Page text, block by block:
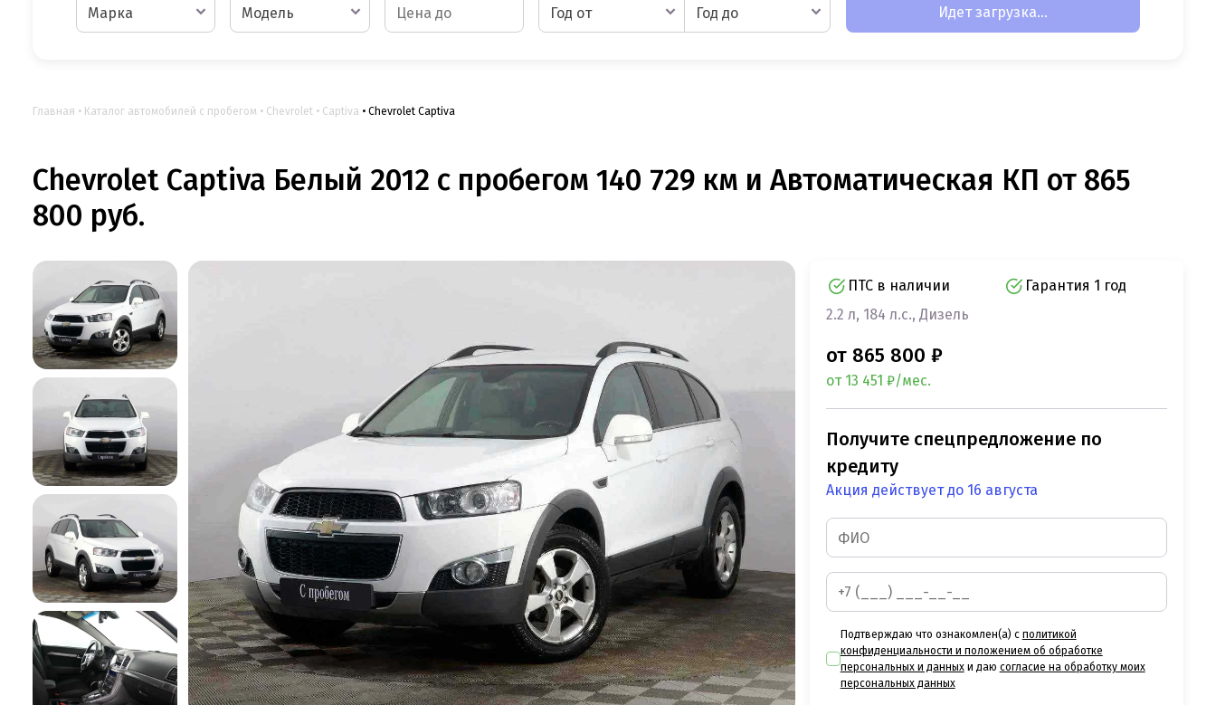
Марка Модель Год от Год до Идет загрузка...
Главная Каталог автомобилей с пробегом Chevrolet Captiva Chevrolet Captiva
Chevrolet Captiva Белый 2012 с пробегом 140 729 км и Автоматическая КП от 865
800 руб.
ПТС в наличии
Гарантия 1 год
2.2 л, 184 л.с., Дизель
от 865 800 ₽
от 13 451 ₽/мес.
Получите спецпредложение по
кредиту
Акция действует до 16 августа
Подтверждаю что ознакомлен(а) с политикой
конфиденциальности и положением об обработке
персональных и данныхи даю согласие на обработку моих
персональных данных